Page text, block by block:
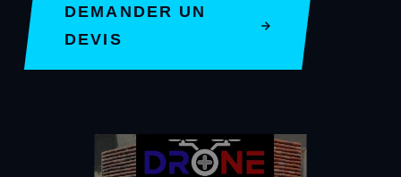
DEMANDER UN
DEVIS